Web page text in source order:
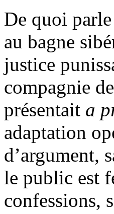
De quoi
au bagne
justice
compagnie
présentait a
adaptation
d’argument,
le public est
confessions,